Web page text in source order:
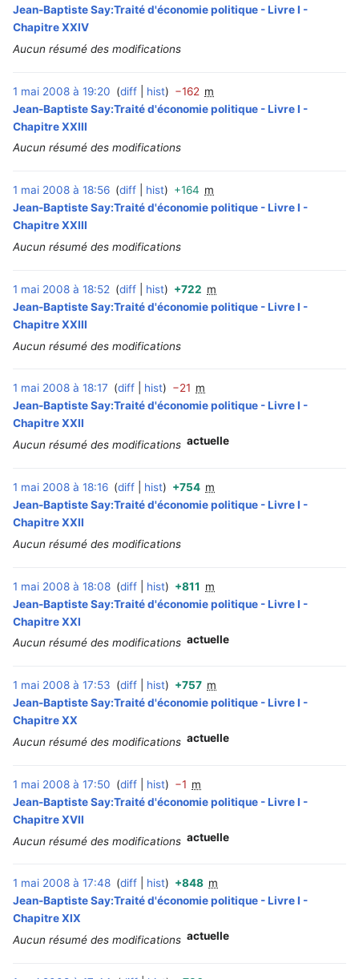
Jean-Baptiste Say:Traité d'économie politique - Livre I -
Chapitre XXIV
Aucun résumé des modifications
1 mai 2008 à 19:20 diff hist −162 m
Jean-Baptiste Say:Traité d'économie politique - Livre I -
Chapitre XXIII
Aucun résumé des modifications
1 mai 2008 à 18:56 diff hist +164 m
Jean-Baptiste Say:Traité d'économie politique - Livre I -
Chapitre XXIII
Aucun résumé des modifications
1 mai 2008 à 18:52 diff hist +722 m
Jean-Baptiste Say:Traité d'économie politique - Livre I -
Chapitre XXIII
Aucun résumé des modifications
1 mai 2008 à 18:17 diff hist −21 m
Jean-Baptiste Say:Traité d'économie politique - Livre I -
Chapitre XXII
Aucun résumé des modifications actuelle
1 mai 2008 à 18:16 diff hist +754 m
Jean-Baptiste Say:Traité d'économie politique - Livre I -
Chapitre XXII
Aucun résumé des modifications
1 mai 2008 à 18:08 diff hist +811 m
Jean-Baptiste Say:Traité d'économie politique - Livre I -
Chapitre XXI
Aucun résumé des modifications actuelle
1 mai 2008 à 17:53 diff hist +757 m
Jean-Baptiste Say:Traité d'économie politique - Livre I -
Chapitre XX
Aucun résumé des modifications actuelle
1 mai 2008 à 17:50 diff hist −1 m
Jean-Baptiste Say:Traité d'économie politique - Livre I -
Chapitre XVII
Aucun résumé des modifications actuelle
1 mai 2008 à 17:48 diff hist +848 m
Jean-Baptiste Say:Traité d'économie politique - Livre I -
Chapitre XIX
Aucun résumé des modifications actuelle